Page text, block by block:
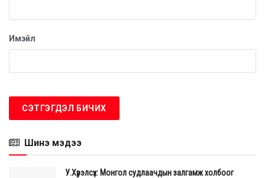
Түүний амжилтыг үнэлж, 2021 онд Мексикийн Сенатаас
тухай ном бичсэн нь олон хүүхэд, залууст урам зориг өгч
Мэргэжилтнүүдийн үзэж буйгаар Адхара Перес Санчес нь
зөвхөн өндөр IQ-тэй хүүхэд төдийгүй, бэрхшээлийг даван
түүх нь боловсрол, тэгш боломжийн чухлыг дахин
сануулж байна.
Имэйл
Шинэ мэдээ
У.Хүрэлсүх: Монгол судлаачдын залгамж холбоог